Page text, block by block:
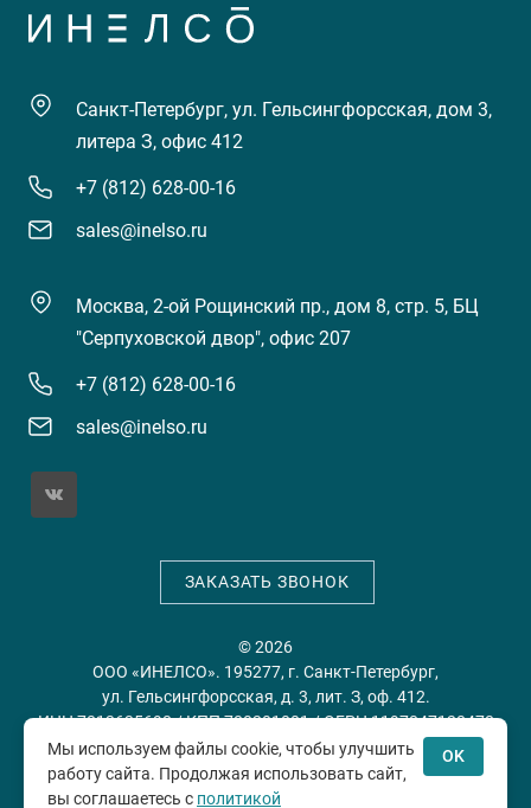
Санкт-Петербург, ул. Гельсингфорсская, дом 3,
литера З, офис 412
+7 (812) 628-00-16
sales@inelso.ru
Москва, 2-ой Рощинский пр., дом 8, стр. 5, БЦ
"Серпуховской двор", офис 207
+7 (812) 628-00-16
sales@inelso.ru
ЗАКАЗАТЬ ЗВОНОК
© 2026
ООО «ИНЕЛСО». 195277, г. Санкт-Петербург,
ул. Гельсингфорсская, д. 3, лит. З, оф. 412.
ИНН 7813635698 / КПП 780201001 / ОГРН 1197847128478
Политика конфиденциальности
Мы используем файлы cookie, чтобы улучшить
работу сайта. Продолжая использовать сайт,
вы соглашаетесь с политикой
OK